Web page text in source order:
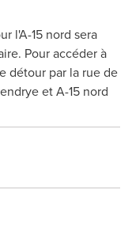
l'A-15 nord sera
Pour accéder à
détour par la rue de
et A-15 nord